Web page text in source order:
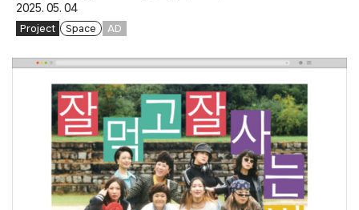
2025. 05. 04
Project Space AD